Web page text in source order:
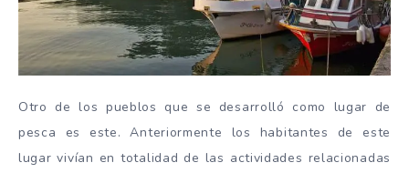
Otro de los pueblos que se desarrolló como lugar de
pesca es este. Anteriormente los habitantes de este
lugar vivían en totalidad de las actividades relacionadas